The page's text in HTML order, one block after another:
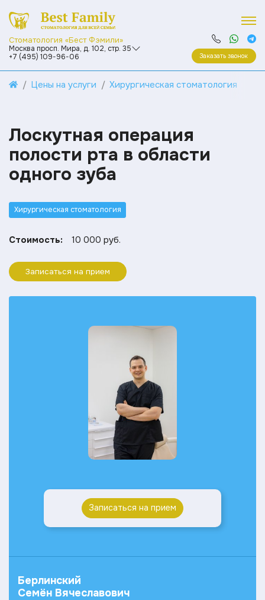
Стоматология «Бест Фэмили»
Москва просп. Мира, д. 102, стр. 35
+7 (495) 109-96-06
Заказать звонок
Цены на услуги Хирургическая стоматология
Лоскутная операция
полости рта в области
одного зуба
Хирургическая стоматология
Стоимость: 10 000 руб.
Записаться на прием
Записаться на прием
Берлинский
Семён Вячеславович